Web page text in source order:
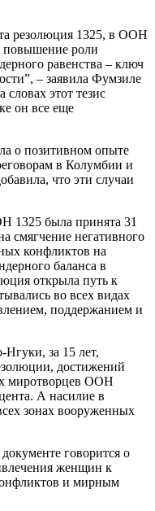
резолюция 1325, в ООН
повышение роли
равенства – ключ
– заявила Фумзиле
этот тезис
он все еще
о позитивном опыте
в Колумбии и
что эти случаи
1325 была принята 31
смягчение негативного
конфликтов на
баланса в
открыла путь к
во всех видах
поддержанием и
за 15 лет,
достижений
миротворцев ООН
А насилие в
зонах вооруженных
говорится о
женщин к
и мирным